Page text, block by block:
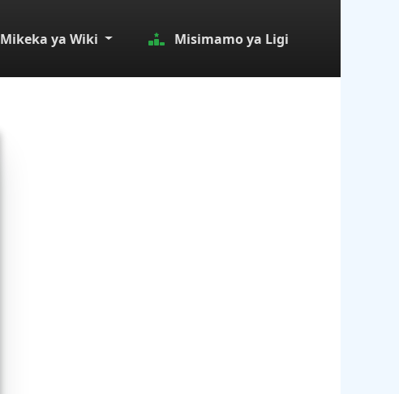
Mikeka ya Wiki Misimamo ya Ligi